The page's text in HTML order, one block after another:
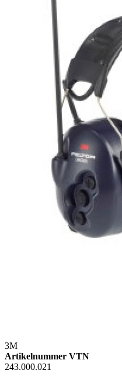
3M
Artikelnummer VTN
243.000.021